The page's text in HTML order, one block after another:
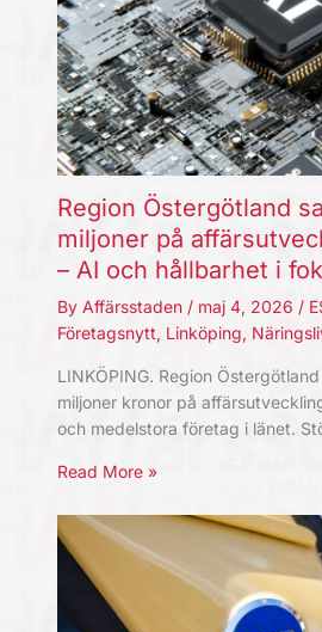
Region Östergötland
miljoner på
– AI och hållbarhet i
By Affärsstaden / maj 4, 2026 /
Företagsnytt, Linköping,
LINKÖPING. Region
miljoner kronor på
och medelstora företag i länet.
Read More »